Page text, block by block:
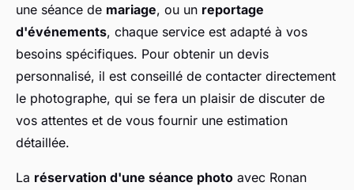
une séance de mariage, ou un reportage
d'événements, chaque service est adapté à vos
besoins spécifiques. Pour obtenir un devis
personnalisé, il est conseillé de contacter directement
le photographe, qui se fera un plaisir de discuter de
vos attentes et de vous fournir une estimation
détaillée.
La réservation d'une séance photo avec Ronan